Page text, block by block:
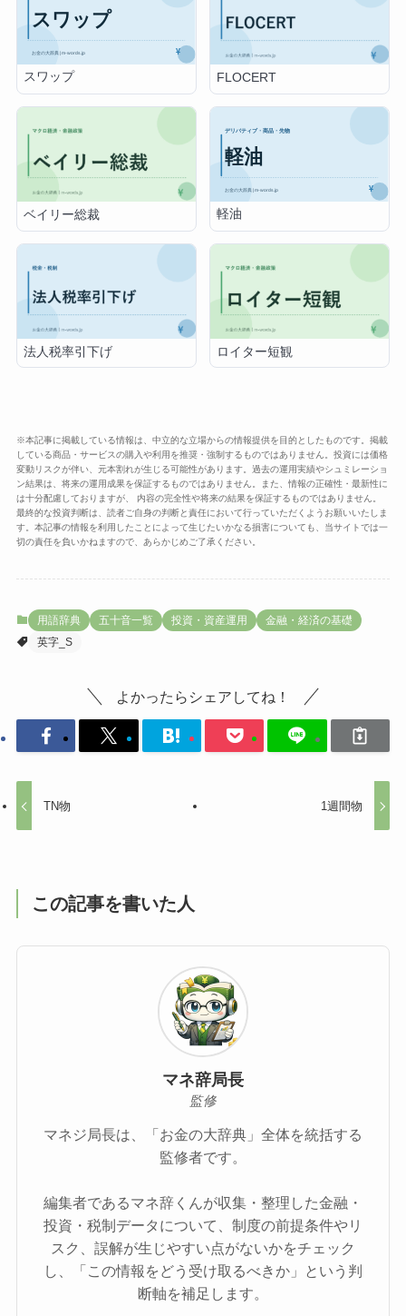
スワップ FLOCERT
ベイリー総裁 軽油
法人税率引下げ ロイター短観
※本記事に掲載している情報は、中立的な立場からの情報提供を目的としたものです。掲載
している商品・サービスの購入や利用を推奨・強制するものではありません。投資には価格
変動リスクが伴い、元本割れが生じる可能性があります。過去の運用実績やシュミレーショ
ン結果は、将来の運用成果を保証するものではありません。また、情報の正確性・最新性に
は十分配慮しておりますが、 内容の完全性や将来の結果を保証するものではありません。
最終的な投資判断は、読者ご自身の判断と責任において行っていただくようお願いいたしま
す。本記事の情報を利用したことによって生じたいかなる損害についても、当サイトでは一
切の責任を負いかねますので、あらかじめご了承ください。
用語辞典 五十音一覧 投資・資産運用
金融・経済の基礎
英字_S
よかったらシェアしてね！
TN物 1週間物
この記事を書いた人
マネ辞局長
監修
マネジ局長は、「お金の大辞典」全体を統括する
監修者です。
編集者であるマネ辞くんが収集・整理した金融・
投資・税制データについて、制度の前提条件やリ
スク、誤解が生じやすい点がないかをチェック
し、「この情報をどう受け取るべきか」という判
断軸を補足します。